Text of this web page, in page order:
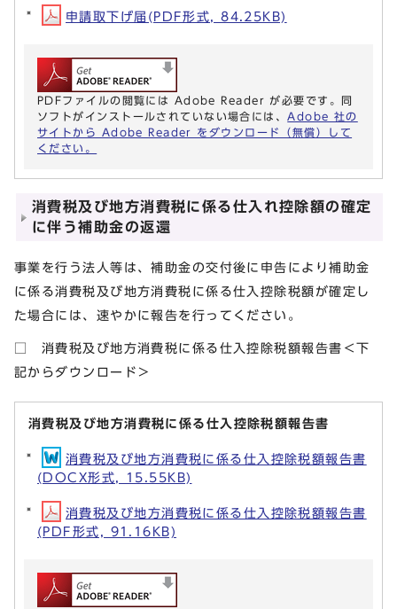
申請取下げ届(PDF形式, 84.25KB)
PDFファイルの閲覧には Adobe Reader が必要です。同
ソフトがインストールされていない場合には、 Adobe 社の
サイトから Adobe Reader をダウンロード（無償）して
ください。
消費税及び地方消費税に係る仕入れ控除額の確定
に伴う補助金の返還
事業を行う法人等は、補助金の交付後に申告により補助金
に係る消費税及び地方消費税に係る仕入控除税額が確定し
た場合には、速やかに報告を行ってください。
□ 消費税及び地方消費税に係る仕入控除税額報告書＜下
記からダウンロード＞
消費税及び地方消費税に係る仕入控除税額報告書
消費税及び地方消費税に係る仕入控除税額報告書
(DOCX形式, 15.55KB)
消費税及び地方消費税に係る仕入控除税額報告書
(PDF形式, 91.16KB)